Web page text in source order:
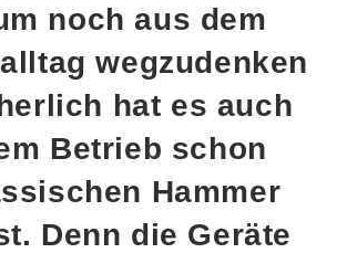
noch aus dem
wegzudenken
hat es auch
Betrieb schon
Hammer
Denn die Geräte